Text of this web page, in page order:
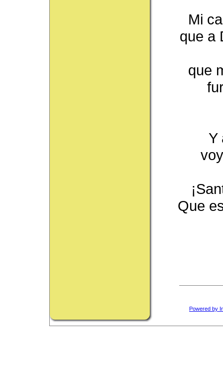
Mi
que a
que
Y
Que
Powered by